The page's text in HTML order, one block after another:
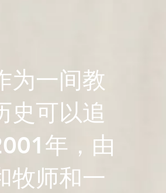
为一间教
史可以追
年，由
牧师和一